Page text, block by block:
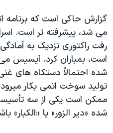
گزارش حاکی است که برنامه
می شد، پيشرفته تر است.
رفت راکتوری نزديک به
است، بمباران کرد. آيسيس
شده احتمالاً دستکاه های غنی
توليد سوخت اتمی بکار
ممکن است يکی از سه
شده «دير الزور» يا «الکبار»